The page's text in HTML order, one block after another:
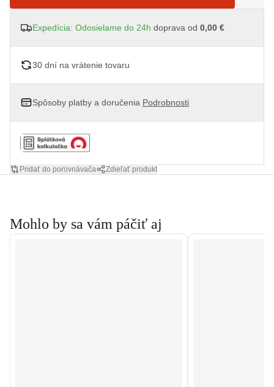
Expedícia: Odosielame do 24h doprava od 0,00 €
30 dní na vrátenie tovaru
Spôsoby platby a doručenia Podrobnosti
Pridať do porovnávača Zdieľať produkt
Mohlo by sa vám páčiť aj